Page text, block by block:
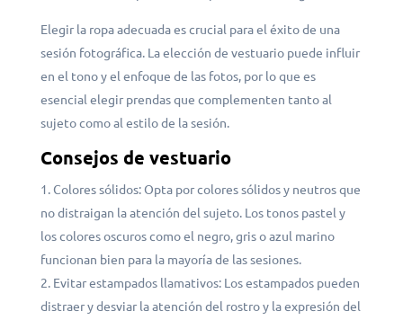
Elegir la ropa adecuada es crucial para el éxito de una
sesión fotográfica. La elección de vestuario puede influir
en el tono y el enfoque de las fotos, por lo que es
esencial elegir prendas que complementen tanto al
sujeto como al estilo de la sesión.
Consejos de vestuario
Colores sólidos: Opta por colores sólidos y neutros que
no distraigan la atención del sujeto. Los tonos pastel y
los colores oscuros como el negro, gris o azul marino
funcionan bien para la mayoría de las sesiones.
Evitar estampados llamativos: Los estampados pueden
distraer y desviar la atención del rostro y la expresión del